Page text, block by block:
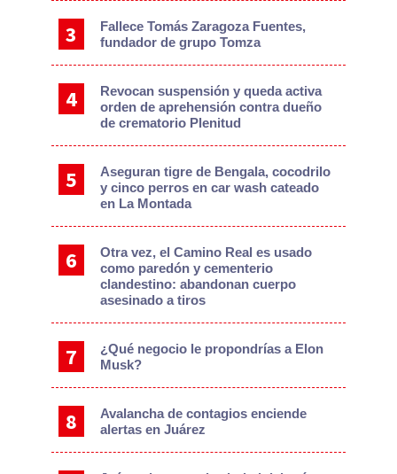
Fallece Tomás Zaragoza Fuentes,
fundador de grupo Tomza
Revocan suspensión y queda activa
orden de aprehensión contra dueño
de crematorio Plenitud
Aseguran tigre de Bengala, cocodrilo
y cinco perros en car wash cateado
en La Montada
Otra vez, el Camino Real es usado
como paredón y cementerio
clandestino: abandonan cuerpo
asesinado a tiros
¿Qué negocio le propondrías a Elon
Musk?
Avalancha de contagios enciende
alertas en Juárez